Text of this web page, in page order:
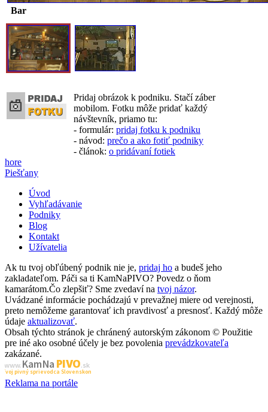
Bar
Pridaj obrázok k podniku. Stačí záber
mobilom. Fotku môže pridať každý
návštevník, priamo tu:
- formulár: pridaj fotku k podniku
- návod: prečo a ako fotiť podniky
- článok: o pridávaní fotiek
hore
Piešťany
Úvod
Vyhľadávanie
Podniky
Blog
Kontakt
Užívatelia
Ak tu tvoj obľúbený podnik nie je, pridaj ho a budeš jeho
zakladateľom. Páči sa ti KamNaPIVO? Povedz o ňom
kamarátom.Čo zlepšiť? Sme zvedaví na tvoj názor.
Uvádzané informácie pochádzajú v prevažnej miere od verejnosti,
preto nemôžeme garantovať ich pravdivosť a presnosť. Každý môže
údaje aktualizovať.
Obsah týchto stránok je chránený autorským zákonom © Použitie
pre iné ako osobné účely je bez povolenia prevádzkovateľa
zakázané.
www.Kam Na PIVO.sk
Tvoj pivný sprievodca Slovenskom
Reklama na portále